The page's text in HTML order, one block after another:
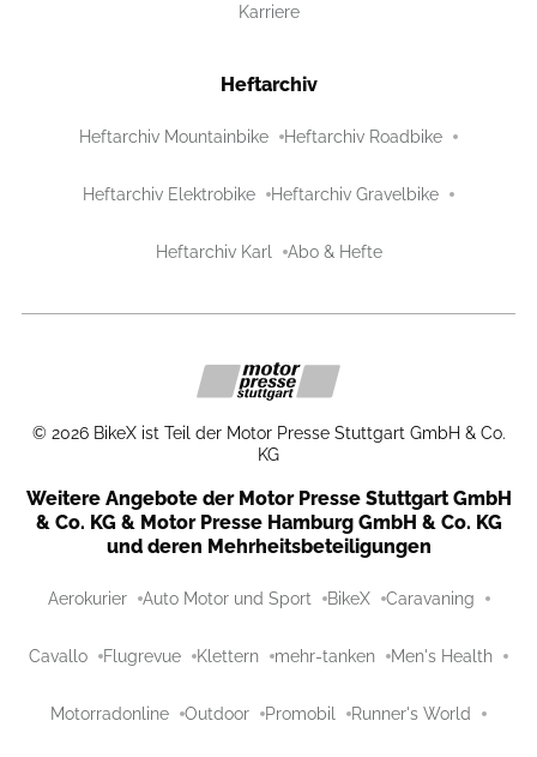
Karriere
Heftarchiv
Heftarchiv Mountainbike Heftarchiv Roadbike
Heftarchiv Elektrobike Heftarchiv Gravelbike
Heftarchiv Karl Abo & Hefte
© 2026 BikeX ist Teil der Motor Presse Stuttgart GmbH & Co.
KG
Weitere Angebote der Motor Presse Stuttgart GmbH
& Co. KG & Motor Presse Hamburg GmbH & Co. KG
und deren Mehrheitsbeteiligungen
Aerokurier Auto Motor und Sport BikeX Caravaning
Cavallo Flugrevue Klettern mehr-tanken Men's Health
Motorradonline Outdoor Promobil Runner's World